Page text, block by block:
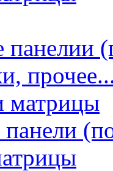
панелии